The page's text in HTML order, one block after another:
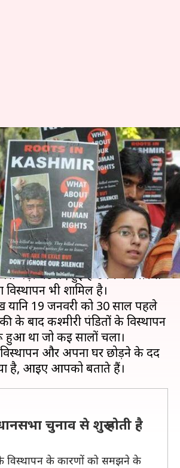
पंडितों का हुआ
आज से 30 साल
हुआ था
2020 06:14 pm
के धर्मनिरपेक्ष चरित्र पर धब्बा
बड़ी घटनाएं हुई हैं उनमें कश्मीर से
विस्थापन भी शामिल है।
यानि 19 जनवरी को 30 साल पहले
के बाद कश्मीरी पंडितों के विस्थापन
था जो कई सालों चला।
और अपना घर छोड़ने के दर्द
चुनाव से शुरू होती है
विस्थापन के कारणों को समझने के